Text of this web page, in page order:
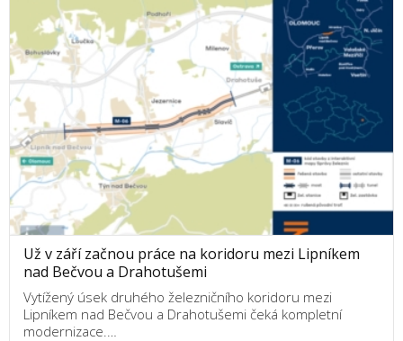
Už v září začnou práce na koridoru mezi Lipníkem
nad Bečvou a Drahotušemi
Vytížený úsek druhého železničního koridoru mezi
Lipníkem nad Bečvou a Drahotušemi čeká kompletní
modernizace.…